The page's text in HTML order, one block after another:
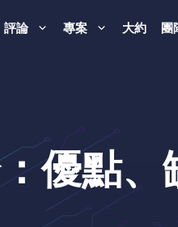
評論 專案 大約 團
優點、